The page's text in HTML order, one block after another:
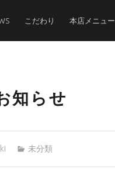
こだわり 本店メニュー
知らせ
未分類